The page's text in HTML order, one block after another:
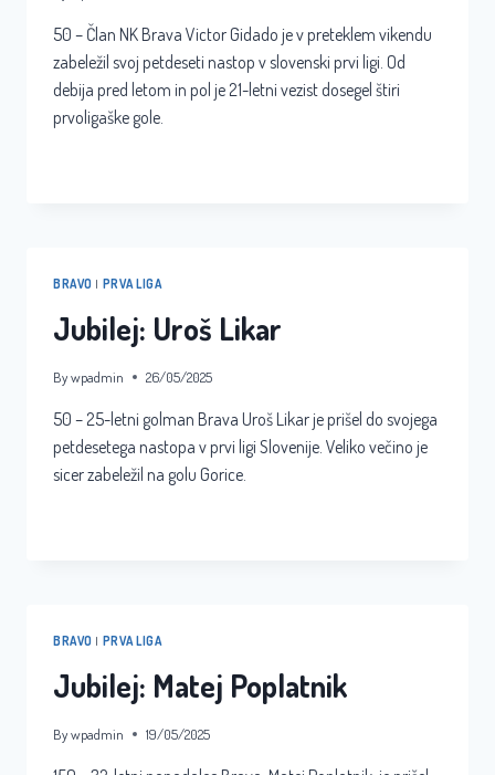
50 – Član NK Brava Victor Gidado je v preteklem vikendu
zabeležil svoj petdeseti nastop v slovenski prvi ligi. Od
debija pred letom in pol je 21-letni vezist dosegel štiri
prvoligaške gole.
BRAVO | PRVA LIGA
Jubilej: Uroš Likar
Bywpadmin 26/05/2025
50 – 25-letni golman Brava Uroš Likar je prišel do svojega
petdesetega nastopa v prvi ligi Slovenije. Veliko večino je
sicer zabeležil na golu Gorice.
BRAVO | PRVA LIGA
Jubilej: Matej Poplatnik
Bywpadmin 19/05/2025